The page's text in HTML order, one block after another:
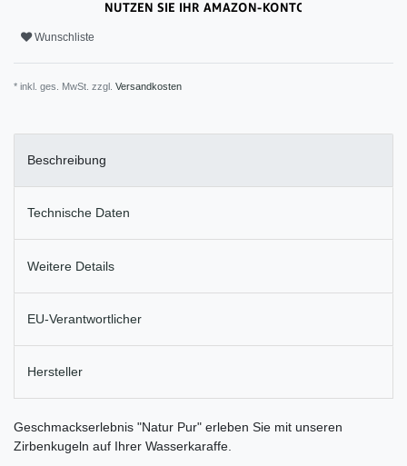
Wunschliste
* inkl. ges. MwSt. zzgl. Versandkosten
Beschreibung
Technische Daten
Weitere Details
EU-Verantwortlicher
Hersteller
Geschmackserlebnis "Natur Pur" erleben Sie mit unseren
Zirbenkugeln auf Ihrer Wasserkaraffe.